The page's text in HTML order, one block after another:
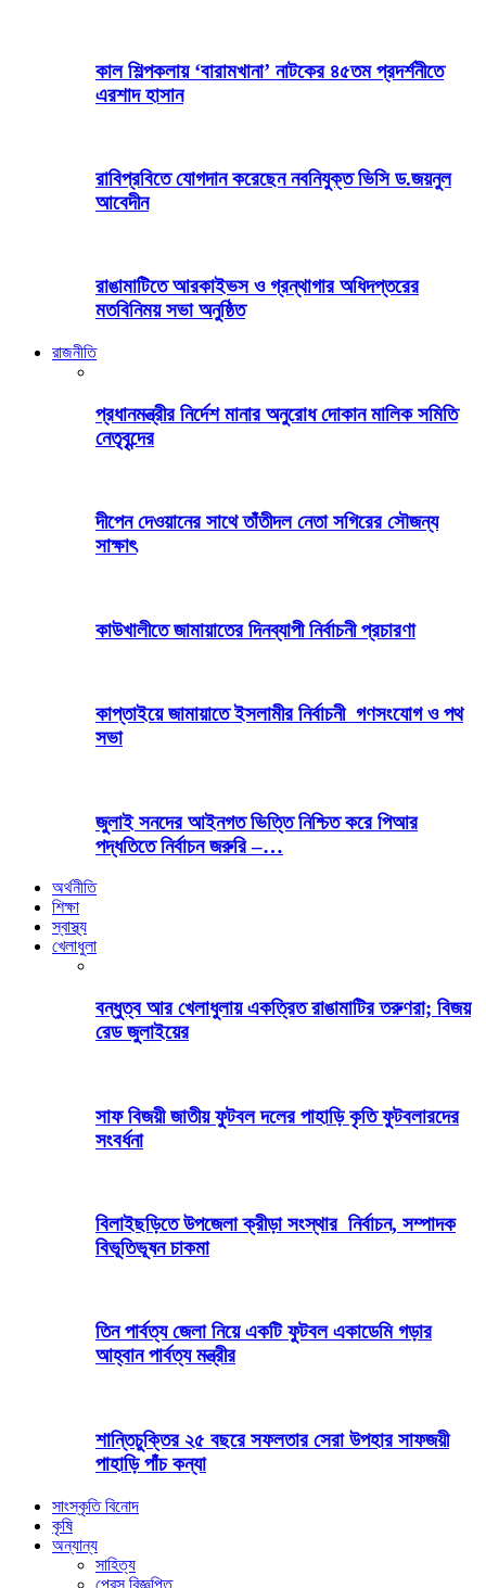
কাল শিল্পকলায় ‘বারামখানা’ নাটকের ৪৫তম প্রদর্শনীতে
এরশাদ হাসান
রাবিপ্রবিতে যোগদান করেছেন নবনিযুক্ত ভিসি ড.জয়নুল
আবেদীন
রাঙামাটিতে আরকাইভস ও গ্রন্থাগার অধিদপ্তরের
মতবিনিময় সভা অনুষ্ঠিত
রাজনীতি
প্রধানমন্ত্রীর নির্দেশ মানার অনুরোধ দোকান মালিক সমিতি
নেতৃবৃন্দের
দীপেন দেওয়ানের সাথে তাঁতীদল নেতা সগিরের সৌজন্য
সাক্ষাৎ
কাউখালীতে জামায়াতের দিনব্যাপী নির্বাচনী প্রচারণা
কাপ্তাইয়ে জামায়াতে ইসলামীর নির্বাচনী গণসংযোগ ও পথ
সভা
জুলাই সনদের আইনগত ভিত্তি নিশ্চিত করে পিআর
পদ্ধতিতে নির্বাচন জরুরি –…
অর্থনীতি
শিক্ষা
স্বাস্থ্য
খেলাধুলা
বন্ধুত্ব আর খেলাধুলায় একত্রিত রাঙামাটির তরুণরা; বিজয়
রেড জুলাইয়ের
সাফ বিজয়ী জাতীয় ফুটবল দলের পাহাড়ি কৃতি ফুটবলারদের
সংবর্ধনা
বিলাইছড়িতে উপজেলা ক্রীড়া সংস্থার নির্বাচন, সম্পাদক
বিভূতিভূষন চাকমা
তিন পার্বত্য জেলা নিয়ে একটি ফুটবল একাডেমি গড়ার
আহ্বান পার্বত্য মন্ত্রীর
শান্তিচুক্তির ২৫ বছরে সফলতার সেরা উপহার সাফজয়ী
পাহাড়ি পাঁচ কন্যা
সাংস্কৃতি বিনোদ
কৃষি
অন্যান্য
সাহিত্য
প্রেস বিজ্ঞপ্তি